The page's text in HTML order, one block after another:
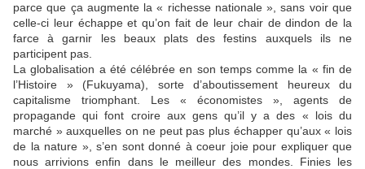
parce que ça augmente la « richesse nationale », sans voir que
celle-ci leur échappe et qu’on fait de leur chair de dindon de la
farce à garnir les beaux plats des festins auxquels ils ne
participent pas.
La globalisation a été célébrée en son temps comme la « fin de
l’Histoire » (Fukuyama), sorte d’aboutissement heureux du
capitalisme triomphant. Les « économistes », agents de
propagande qui font croire aux gens qu’il y a des « lois du
marché » auxquelles on ne peut pas plus échapper qu’aux « lois
de la nature », s’en sont donné à coeur joie pour expliquer que
nous arrivions enfin dans le meilleur des mondes. Finies les